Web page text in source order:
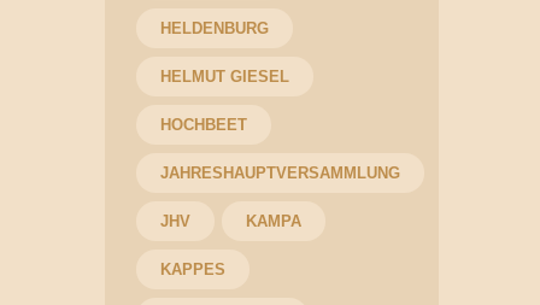
HELDENBURG
HELMUT GIESEL
HOCHBEET
JAHRESHAUPTVERSAMMLUNG
JHV KAMPA
KAPPES